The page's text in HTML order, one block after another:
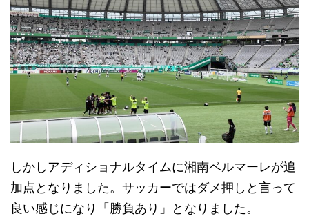
しかしアディショナルタイムに湘南ベルマーレが追
加点となりました。サッカーではダメ押しと言って
良い感じになり「勝負あり」となりました。